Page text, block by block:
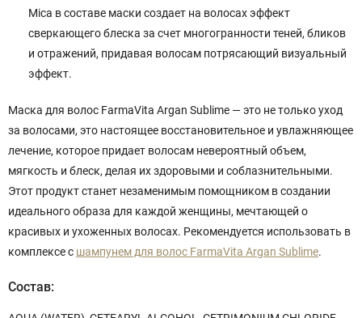
Mica в составе маски создает на волосах эффект
сверкающего блеска за счет многогранности теней, бликов
и отражений, придавая волосам потрясающий визуальный
эффект.
Маска для волос FarmaVita Argan Sublime — это не только уход
за волосами, это настоящее восстановительное и увлажняющее
лечение, которое придает волосам невероятный объем,
мягкость и блеск, делая их здоровыми и соблазнительными.
Этот продукт станет незаменимым помощником в создании
идеального образа для каждой женщины, мечтающей о
красивых и ухоженных волосах. Рекомендуется использовать в
комплексе с шампунем для волос FarmaVita Argan Sublime.
Состав: